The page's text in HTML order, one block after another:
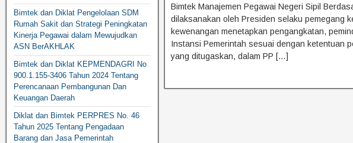
Bimtek Manajemen Pegawai Negeri Sipil
dilaksanakan oleh Presiden selaku pemegang
kewenangan menetapkan pengangkatan,
Instansi Pemerintah sesuai dengan ketentuan
yang ditugaskan, dalam PP […]
Bimtek dan Diklat Pengelolaan SDM
Rumah Sakit dan Strategi Peningkatan
Kinerja Pegawai dalam Mewujudkan
ASN BerAKHLAK
Bimtek dan Diklat KEPMENDAGRI No
900.1.155-3406 Tahun 2024 Tentang
Perencanaan Pembangunan Dan
Keuangan Daerah
Diklat dan Bimtek PERPRES No. 46
Tahun 2025 Tentang Pengadaan
Barang dan Jasa Pemerintah